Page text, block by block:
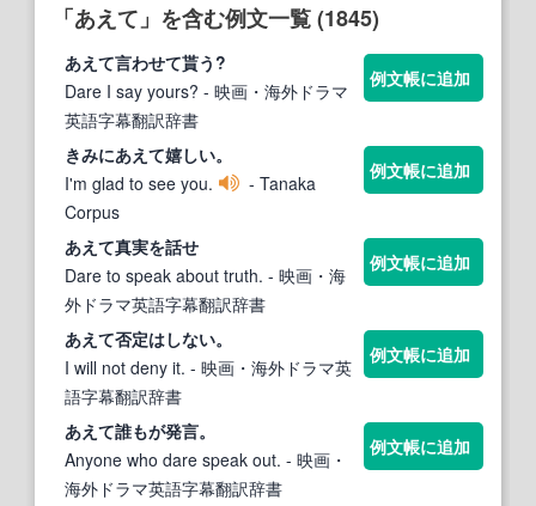
「あえて」を含む例文一覧 (1845)
あえて言わせて貰う?
Dare I say yours? - 映画・海外ドラマ
英語字幕翻訳辞書
例文帳に追加
きみにあえて嬉しい。
I'm glad to see you.
- Tanaka
Corpus
例文帳に追加
あえて真実を話せ
Dare to speak about truth. - 映画・海
外ドラマ英語字幕翻訳辞書
例文帳に追加
あえて否定はしない。
I will not deny it. - 映画・海外ドラマ英
語字幕翻訳辞書
例文帳に追加
あえて誰もが発言。
Anyone who dare speak out. - 映画・
海外ドラマ英語字幕翻訳辞書
例文帳に追加